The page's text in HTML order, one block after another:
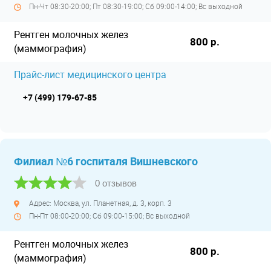
Пн-Чт 08:30-20:00; Пт 08:30-19:00; Сб 09:00-14:00; Вс выходной
Рентген молочных желез
(маммография)
800 р.
Прайс-лист медицинского центра
+7 (499) 179-67-85
Филиал №6 госпиталя Вишневского
0 отзывов
Адрес: Москва, ул. Планетная, д. 3, корп. 3
Пн-Пт 08:00-20:00; Сб 09:00-15:00; Вс выходной
Рентген молочных желез
(маммография)
800 р.